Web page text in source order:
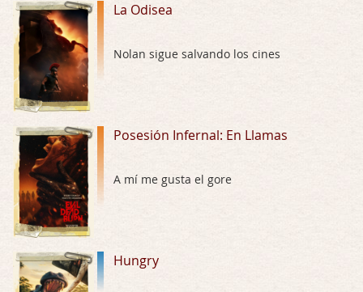
Hungry
Por: Croc
Las 10 películas gore de Almas Oscuras
Por: JORDI CRUYFF
Possession
Por: Chupasangre
Mi opinión en su día. Su duracion me ha …
El eslabón podrido
Por: Luar
La Odisea
Nolan sigue salvando los cines
Posesión Infernal: En Llamas
A mí me gusta el gore
Hungry